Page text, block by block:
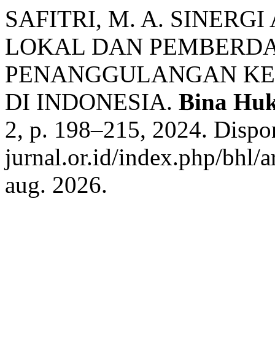
SAFITRI, M. A.
LOKAL DAN
PENANGGULANGAN
DI INDONESIA. Bina
2, p. 198–215, 2024.
jurnal.or.id/index.php/bhl/
aug. 2026.